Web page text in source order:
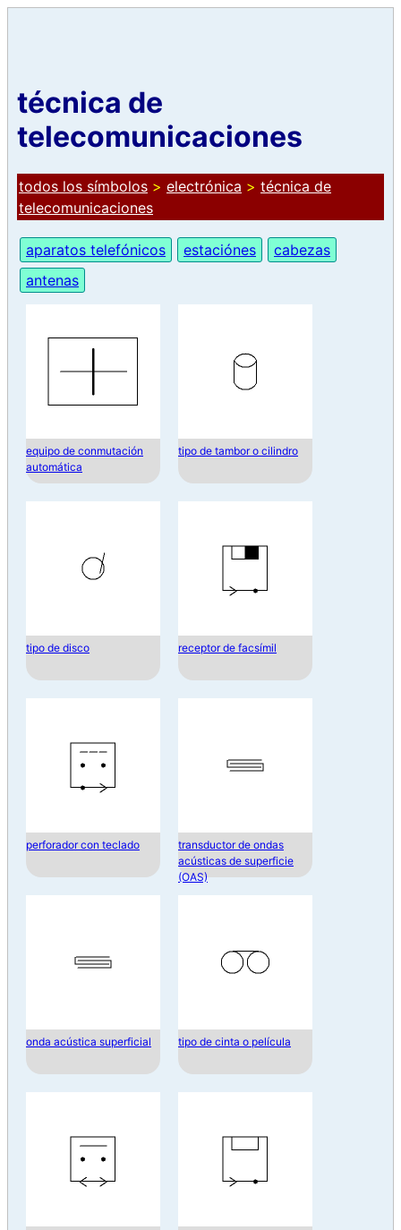
técnica de
telecomunicaciones
todos los símbolos > electrónica > técnica de
telecomunicaciones
aparatos telefónicos estaciónes
cabezas
antenas
equipo de conmutación
automática
tipo de tambor o cilindro
tipo de disco receptor de facsímil
perforador con teclado
transductor de ondas
acústicas de superficie
(OAS)
onda acústica superficial tipo de cinta o película